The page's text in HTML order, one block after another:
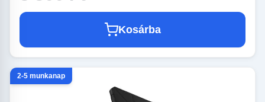
Kosárba
2-5 munkanap